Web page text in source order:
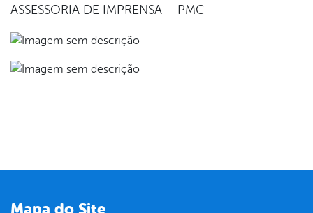
ASSESSORIA DE IMPRENSA – PMC
Mapa do Site